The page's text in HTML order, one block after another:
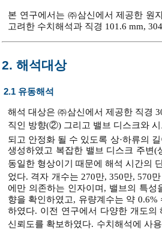
본 연구에서는 ㈜삼신에서 제공한 원
고려한 수치해석과 직경 101.6 mm,
2. 해석대상
2.1 유동해석
해석 대상은 ㈜삼신에서 제공한 직경
직인 방향(②) 그리고 밸브 디스크와
되고 안정화 될 수 있도록 상·하류의
생성하였고 복잡한 밸브 디스크 주변(
동일한 형상이기 때문에 해석 시간의
었다. 격자 개수는 270만, 350만, 570
에만 의존하는 인자이며, 밸브의 특
향을 확인하였고, 유량계수는 약
하였다. 이전 연구에서 다양한 개도의
신뢰도를 확보하였다. 수치해석에 사